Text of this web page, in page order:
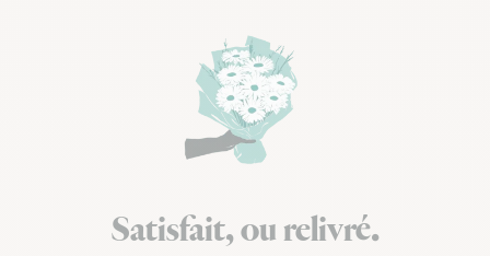
Satisfait, ou relivré.